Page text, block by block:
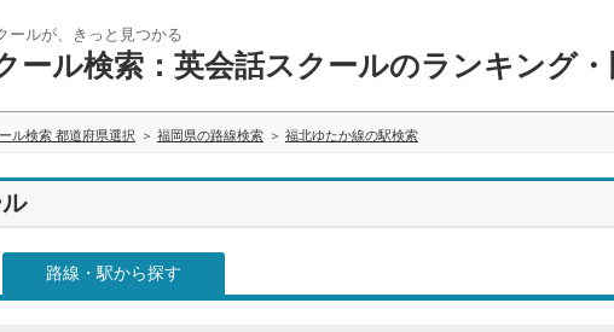
ールが、きっと見つかる
ール検索：英会話スクールのランキング・
ル検索 都道府県選択 福岡県の路線検索 福北ゆたか線の駅検索
路線・駅から探す